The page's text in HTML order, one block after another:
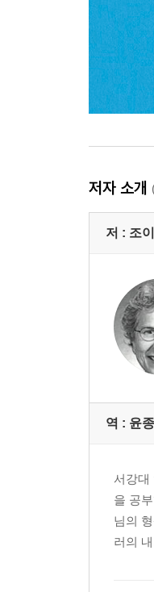
저자 소개
저 : 조
역 : 윤
서강대
을 공
님의
러의